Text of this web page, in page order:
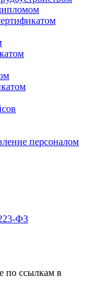
персоналом
по ссылкам в